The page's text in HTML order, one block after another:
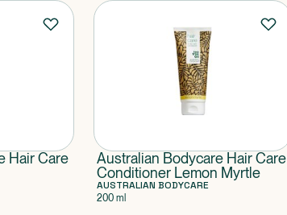
Hair Care
Australian Bodycare Hair Care
Conditioner Lemon Myrtle
AUSTRALIAN BODYCARE
200 ml